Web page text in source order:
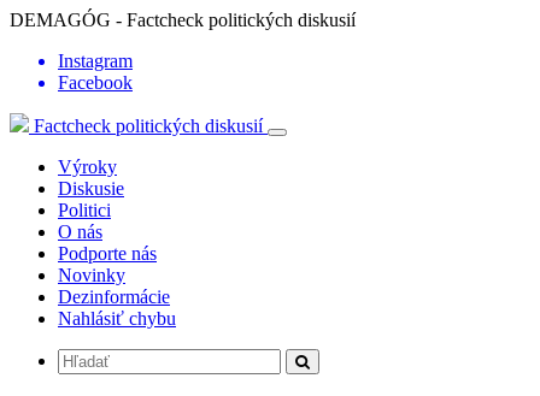
DEMAGÓG - Factcheck politických diskusií
Instagram
Facebook
Factcheck politických diskusií
Výroky
Diskusie
Politici
O nás
Podporte nás
Novinky
Dezinformácie
Nahlásiť chybu